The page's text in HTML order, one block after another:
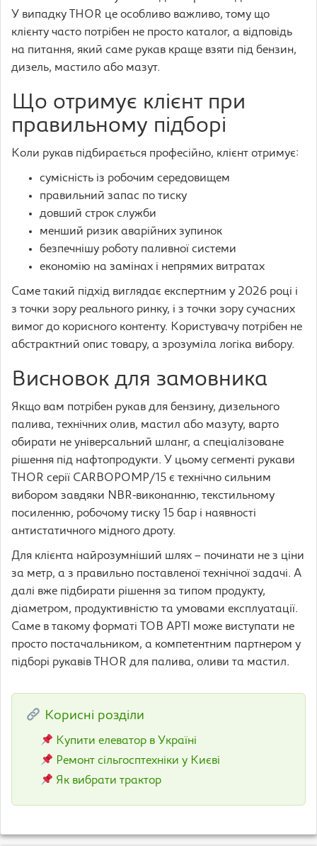
У випадку THOR це особливо важливо, тому що
клієнту часто потрібен не просто каталог, а відповідь
на питання, який саме рукав краще взяти під бензин,
дизель, мастило або мазут.
Що отримує клієнт при
правильному підборі
Коли рукав підбирається професійно, клієнт отримує:
сумісність із робочим середовищем
правильний запас по тиску
довший строк служби
менший ризик аварійних зупинок
безпечнішу роботу паливної системи
економію на замінах і непрямих витратах
Саме такий підхід виглядає експертним у 2026 році і
з точки зору реального ринку, і з точки зору сучасних
вимог до корисного контенту. Користувачу потрібен не
абстрактний опис товару, а зрозуміла логіка вибору.
Висновок для замовника
Якщо вам потрібен рукав для бензину, дизельного
палива, технічних олив, мастил або мазуту, варто
обирати не універсальний шланг, а спеціалізоване
рішення під нафтопродукти. У цьому сегменті рукави
THOR серії CARBOPOMP/15 є технічно сильним
вибором завдяки NBR-виконанню, текстильному
посиленню, робочому тиску 15 бар і наявності
антистатичного мідного дроту.
Для клієнта найрозумніший шлях – починати не з ціни
за метр, а з правильно поставленої технічної задачі. А
далі вже підбирати рішення за типом продукту,
діаметром, продуктивністю та умовами експлуатації.
Саме в такому форматі ТОВ АРТІ може виступати не
просто постачальником, а компетентним партнером у
підборі рукавів THOR для палива, оливи та мастил.
Корисні розділи
Купити елеватор в Україні
Ремонт сільгосптехніки у Києві
Як вибрати трактор